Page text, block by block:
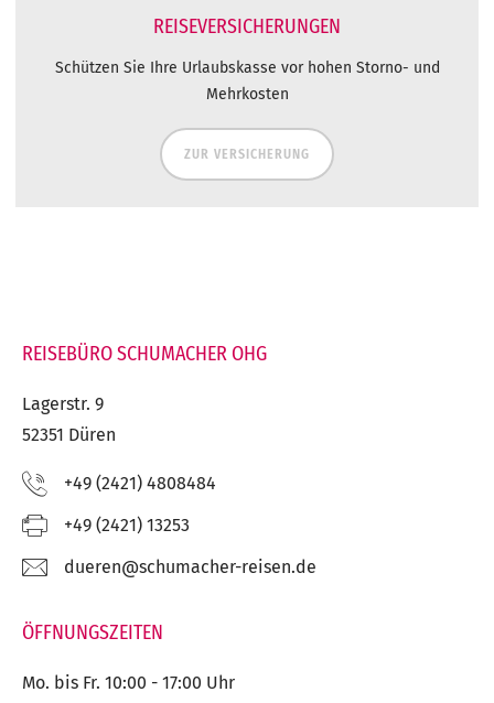
REISEVERSICHERUNGEN
Schützen Sie Ihre Urlaubskasse vor hohen Storno- und
Mehrkosten
ZUR VERSICHERUNG
REISEBÜRO SCHUMACHER OHG
Lagerstr. 9
52351 Düren
Telefon:
+49 (2421) 4808484
Fax:+49 (2421) 13253
E-
ed.nesier-rehcamuhcs@nereud
ÖFFNUNGSZEITEN
Mo. bis Fr. 10:00 - 17:00 Uhr